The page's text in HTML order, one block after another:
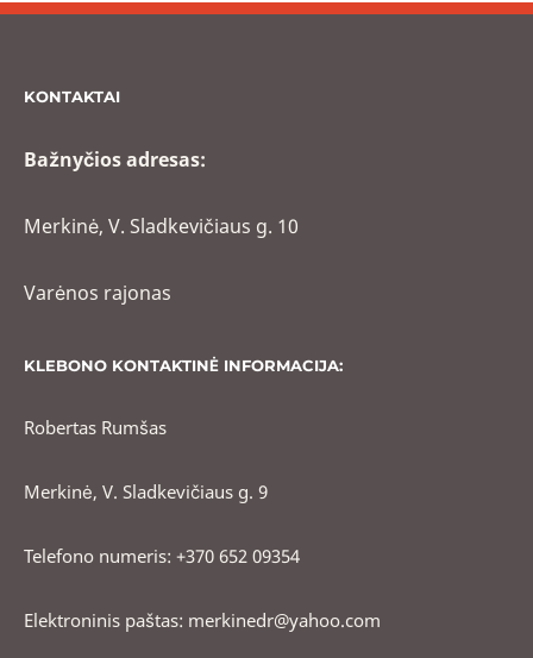
KONTAKTAI
Bažnyčios adresas:
Merkinė, V. Sladkevičiaus g. 10
Varėnos rajonas
KLEBONO KONTAKTINĖ INFORMACIJA:
Robertas Rumšas
Merkinė, V. Sladkevičiaus g. 9
Telefono numeris: +370 652 09354
Elektroninis paštas: merkinedr@yahoo.com